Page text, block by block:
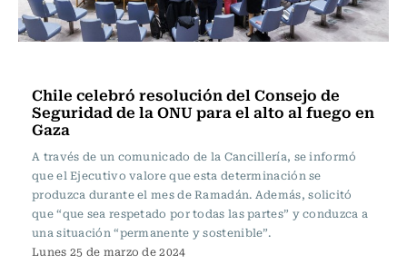
Chile celebró resolución del Consejo de
Seguridad de la ONU para el alto al fuego en
Gaza
A través de un comunicado de la Cancillería, se informó
que el Ejecutivo valore que esta determinación se
produzca durante el mes de Ramadán. Además, solicitó
que “que sea respetado por todas las partes” y conduzca a
una situación “permanente y sostenible”.
Lunes 25 de marzo de 2024